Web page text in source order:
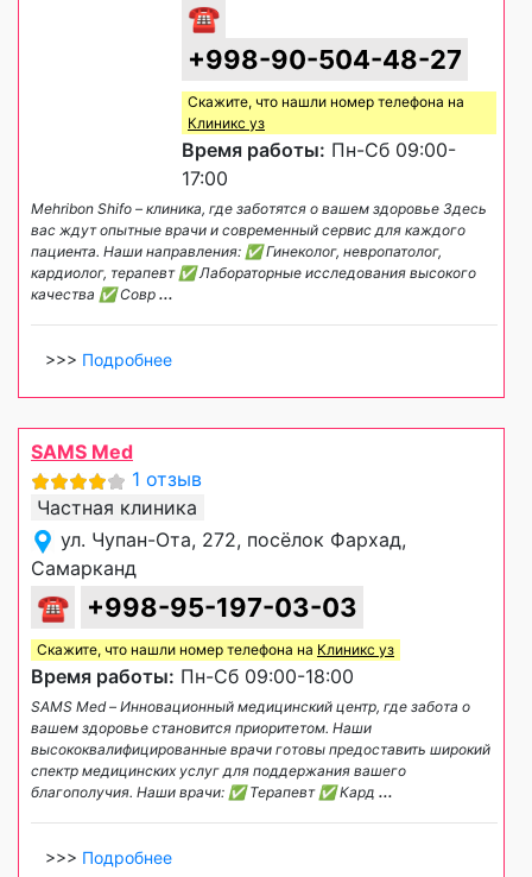
☎
+998-90-504-48-27
Скажите, что нашли номер телефона на
Клиникс уз
Время работы: Пн-Сб 09:00-
17:00
Mehribon Shifo – клиника, где заботятся о вашем здоровье Здесь
вас ждут опытные врачи и современный сервис для каждого
пациента. Наши направления: ✅ Гинеколог, невропатолог,
кардиолог, терапевт ✅ Лабораторные исследования высокого
качества ✅ Совр ...
>>> Подробнее
SAMS Med
1 отзыв
Частная клиника
ул. Чупан-Ота, 272, посёлок Фархад,
Самарканд
☎ +998-95-197-03-03
Скажите, что нашли номер телефона на Клиникс уз
Время работы: Пн-Сб 09:00-18:00
SAMS Med – Инновационный медицинский центр, где забота о
вашем здоровье становится приоритетом. Наши
высококвалифицированные врачи готовы предоставить широкий
спектр медицинских услуг для поддержания вашего
благополучия. Наши врачи: ✅ Терапевт ✅ Кард ...
>>> Подробнее